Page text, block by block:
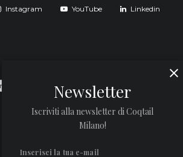
Instagram YouTube Linkedin
Newsletter
Iscriviti alla newsletter di Coqtail
Milano!